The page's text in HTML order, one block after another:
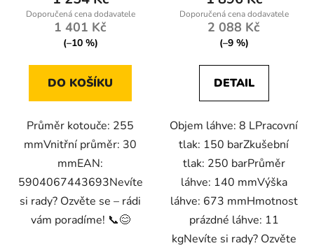
1 401 Kč
(–10 %)
DO KOŠÍKU
Průměr kotouče: 255
mmVnitřní průměr: 30
mmEAN:
5904067443693Nevíte
si rady? Ozvěte se – rádi
vám poradíme! 📞😊
2 088 Kč
(–9 %)
DETAIL
Objem láhve: 8 LPracovní
tlak: 150 barZkušební
tlak: 250 barPrůměr
láhve: 140 mmVýška
láhve: 673 mmHmotnost
prázdné láhve: 11
kgNevíte si rady? Ozvěte